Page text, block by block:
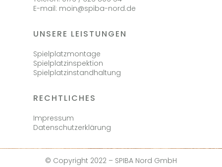
E-mail: moin@spiba-nord.de
UNSERE LEISTUNGEN
Spielplatzmontage
Spielplatzinspektion
Spielplatzinstandhaltung
RECHTLICHES
Impressum
Datenschutzerklärung
© Copyright 2022 – SPIBA Nord GmbH